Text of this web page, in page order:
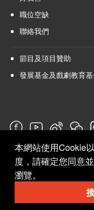
職位空缺
聯絡我們
節目及項目贊助
發展基金及戲劇教育
問卷
© 2026 Hong Kong Repertory
本網站使用Cookie
度，請確定您同意
瀏覽。